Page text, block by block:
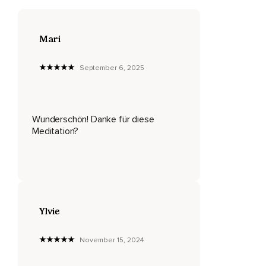
Ein minimales Lächeln,
Entspanne deinen Körper mit jedem Ausatmen noch etwas
mehr und lasse auch deinen Geist immer ruhiger werden.
Ohne dein Zutun,
Mari
September 6, 2025
Wunderschön! Danke für diese
Meditation?
Ylvie
November 15, 2024